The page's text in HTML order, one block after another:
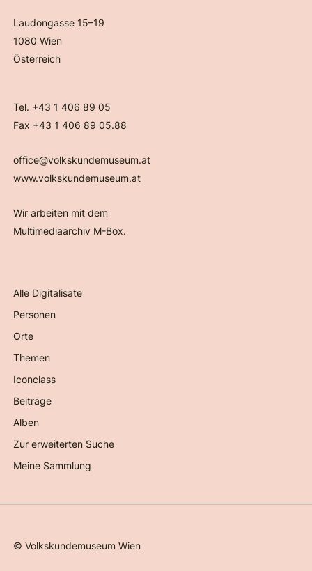
Laudongasse 15–19
1080 Wien
Österreich
Tel. +43 1 406 89 05
Fax +43 1 406 89 05.88
office@volkskundemuseum.at
www.volkskundemuseum.at
Wir arbeiten mit dem
Multimediaarchiv M-Box.
Alle Digitalisate
Personen
Orte
Themen
Iconclass
Beiträge
Alben
Zur erweiterten Suche
Meine Sammlung
©Volkskundemuseum Wien